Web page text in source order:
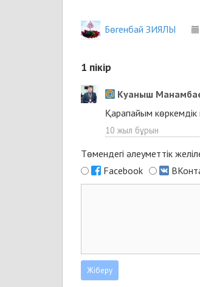
Бөгенбай ЗИЯЛЫ
1 пікір
Куаныш
Қарапайым көркемдік
10 жыл бұрын
Төмендегі әлеуметтік
Facebook